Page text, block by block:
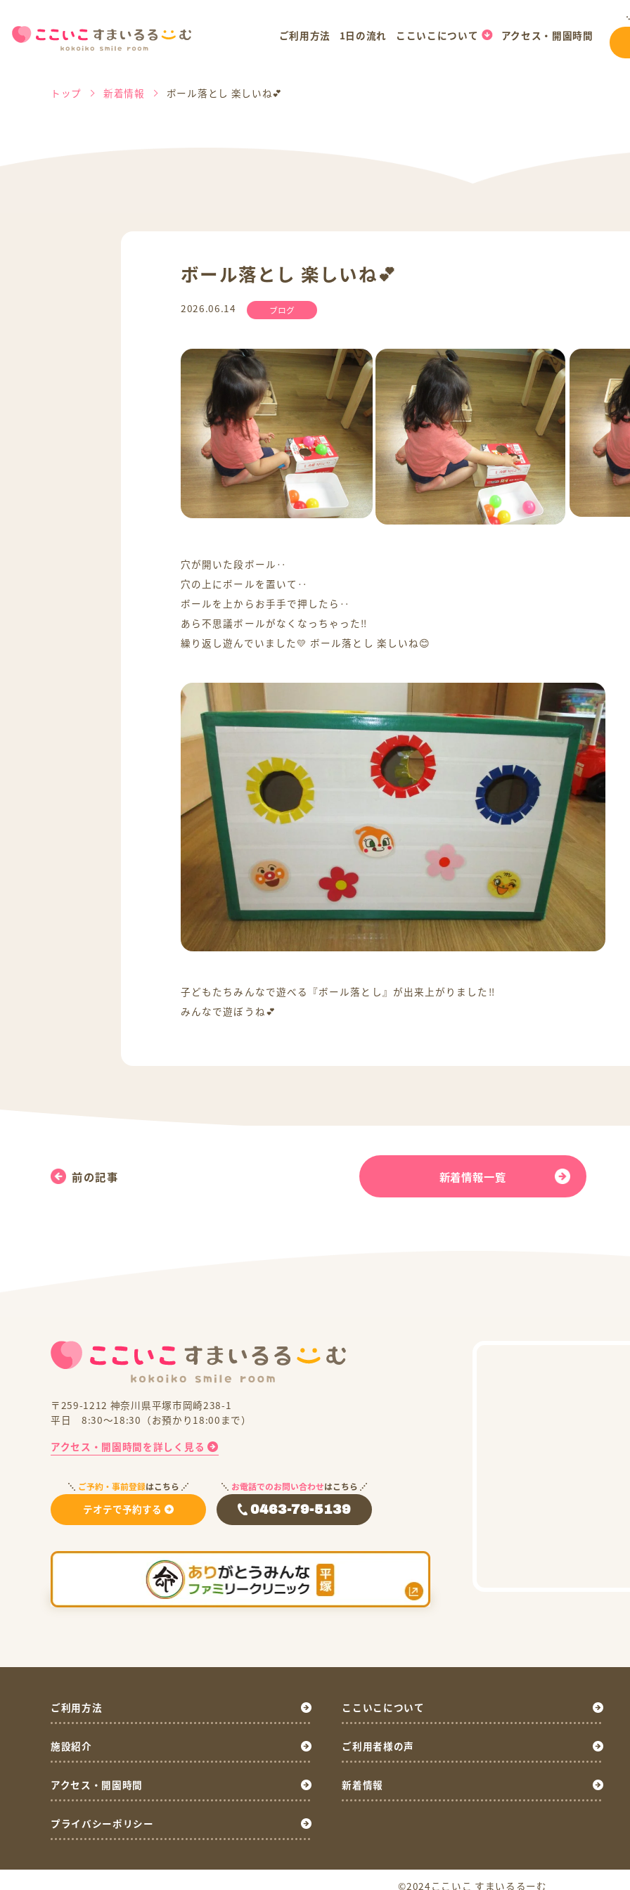
ご利用方法 1日の流れ ここいこについて アクセス・開園時間
トップ 新着情報 ボール落とし 楽しいね💕
ボール落とし 楽しいね💕
2026.06.14 ブログ
穴が開いた段ボール‥
穴の上にボールを置いて‥
ボールを上からお手手で押したら‥
あら不思議ボールがなくなっちゃった‼
繰り返し遊んでいました💛 ボール落とし 楽しいね😊
子どもたちみんなで遊べる『ボール落とし』が出来上がりました‼
みんなで遊ぼうね💕
前の記事 新着情報一覧
〒259-1212 神奈川県平塚市岡崎238-1
平日 8:30～18:30（お預かり18:00まで）
アクセス・開園時間を詳しく見る
ご予約・事前登録はこちら
テオテで予約する
お電話でのお問い合わせはこちら
0463-79-5139
ご利用方法 ここいこについて
施設紹介 ご利用者様の声
アクセス・開園時間 新着情報
プライバシーポリシー
©2024ここいこ すまいるるーむ